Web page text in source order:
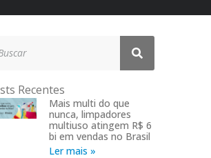
Recentes
Mais multi do que
nunca, limpadores
multiuso atingem R$ 6
bi em vendas no Brasil
Ler mais »